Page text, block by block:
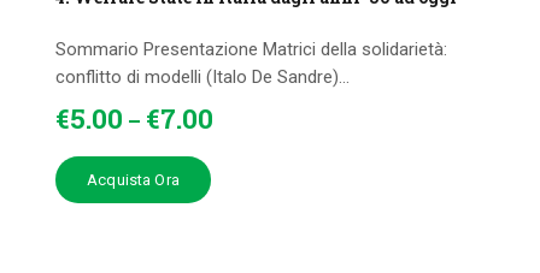
Sommario Presentazione Matrici della solidarietà:
conflitto di modelli (Italo De Sandre)...
€5.00 – €7.00
Acquista Ora